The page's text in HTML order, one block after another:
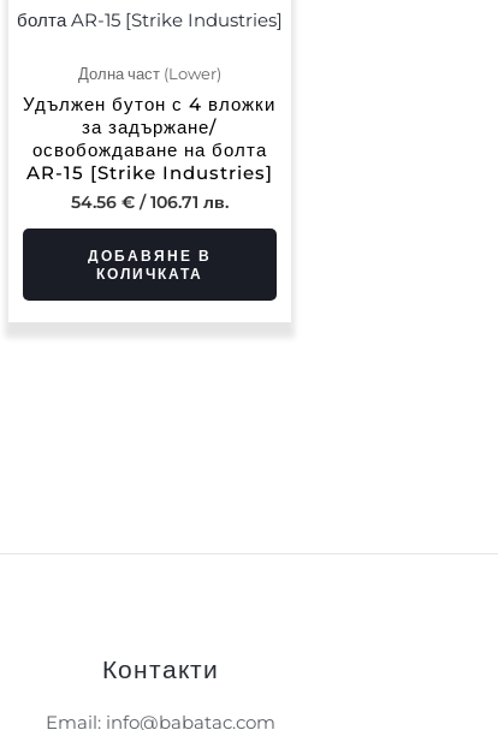
Долна част (Lower)
Удължен бутон с 4 вложки
за задържане/
освобождаване на болта
AR-15 [Strike Industries]
54.56 €/ 106.71 лв.
ДОБАВЯНЕ В
КОЛИЧКАТА
Контакти
Email: info@babatac.com